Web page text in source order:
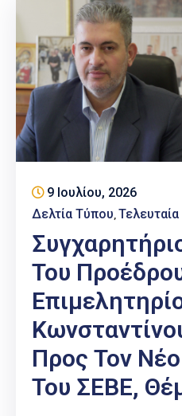
9 Ιουλίου, 2026
Δελτία Τύπου‚
Του
Προς Τον
Του ΣΕΒΕ,